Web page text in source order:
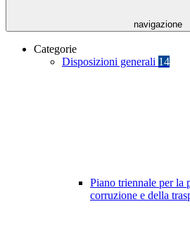
navigazione
Categorie
Disposizioni generali 14
Piano triennale per la
corruzione e della